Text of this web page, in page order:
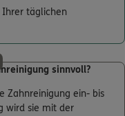
Ihrer täglichen
sinnvoll?
Zahnreinigung ein- bis
wird sie mit der